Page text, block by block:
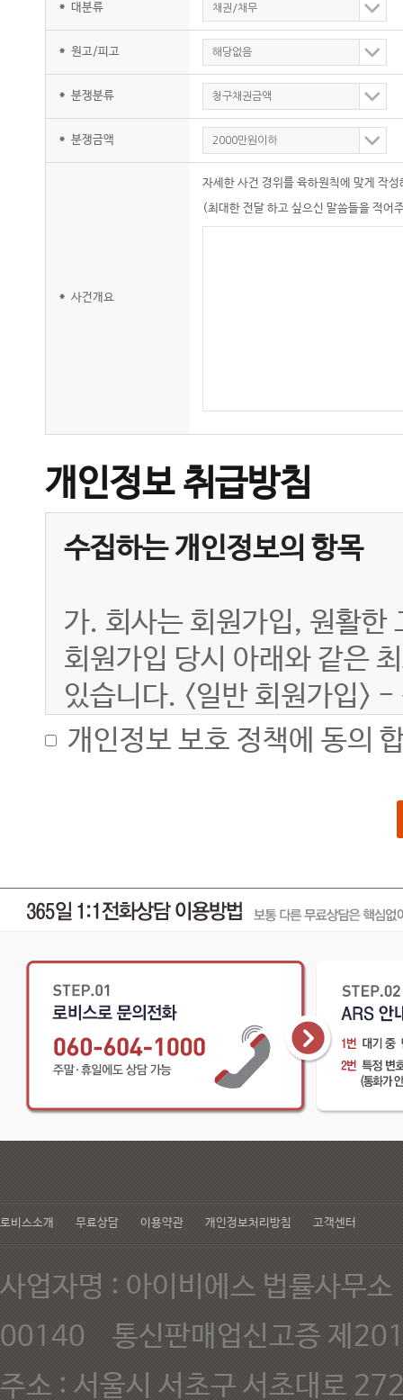
* 대분류 채권/채무
* 원고/피고 해당없음
* 분쟁분류 청구채권금액
* 분쟁금액 2000만원이하
* 사건개요
자세한 사건 경위를 육하원칙에 맞게 작
(최대한 전달 하고 싶으신 말씀들을 적어
개인정보 취급방침
수집하는 개인정보의 항목
가. 회사는 회원가입, 원활한
회원가입 당시 아래와 같은
있습니다. <일반 회원가입>
별명, 연락처(메일주소, 휴
수 있습니다. - IP Address,
다. 부가 서비스 및 맞춤식
한해서만 아래와 같은 정보
이동통신사, 계좌번호 등
라. 유료 서비스 이용 과정에
있습니다. - 신용카드 결제
개인정보 보호 정책에 동의
로비스소개 무료상담 이용약관 개인정보처리방침 고객센터
사업자명 : 아이비에스 법률사
00140 통신판매업신고증 제
주소 : 서울시 서초구 서초대로